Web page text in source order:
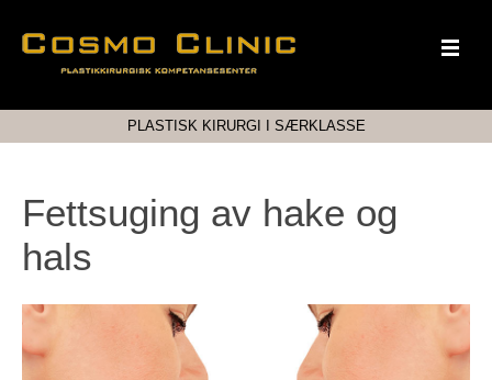
PLASTISK KIRURGI I SÆRKLASSE
Fettsuging av hake og
hals